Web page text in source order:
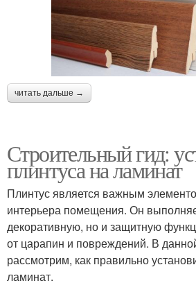
читать дальше →
Строительный гид:
плинтуса на ламинат
Плинтус является важным
интерьера помещения. Он
декоративную, но и защитную
от царапин и повреждений. В
рассмотрим, как правильно
ламинат.